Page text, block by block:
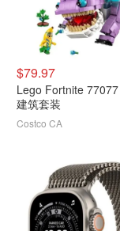
$79.97
Lego Fortnite 77077 Klombo
建筑套装
Costco CA